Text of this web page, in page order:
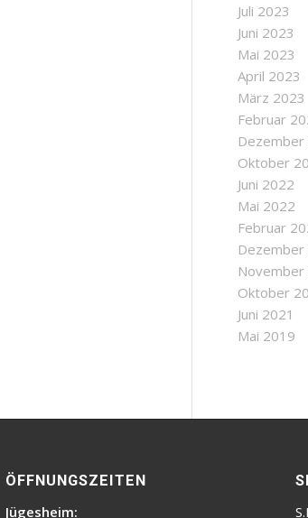
Juli 2023
Juni 2023
Mai 2023
April 2023
März 2023
Februar
Dezember
Oktober
Juni 2022
Mai 2022
Februar
Dezember
November
Oktober
Juni 2021
Mai 2019
ÖFFNUNGSZEITEN
Jügesheim: